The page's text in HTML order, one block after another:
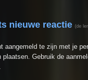
nieuwe reactie (de
aangemeld te zijn met je
plaatsen. Gebruik de